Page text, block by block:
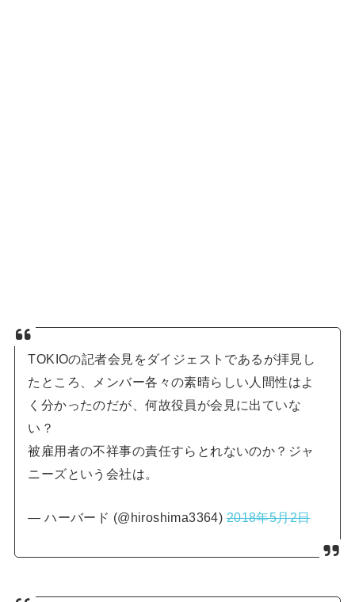
TOKIOの記者会見をダイジェストであるが拝見し
たところ、メンバー各々の素晴らしい人間性はよ
く分かったのだが、何故役員が会見に出ていな
い？
被雇用者の不祥事の責任すらとれないのか？ジャ
ニーズという会社は。
— ハーバード (@hiroshima3364)2018年5月2日